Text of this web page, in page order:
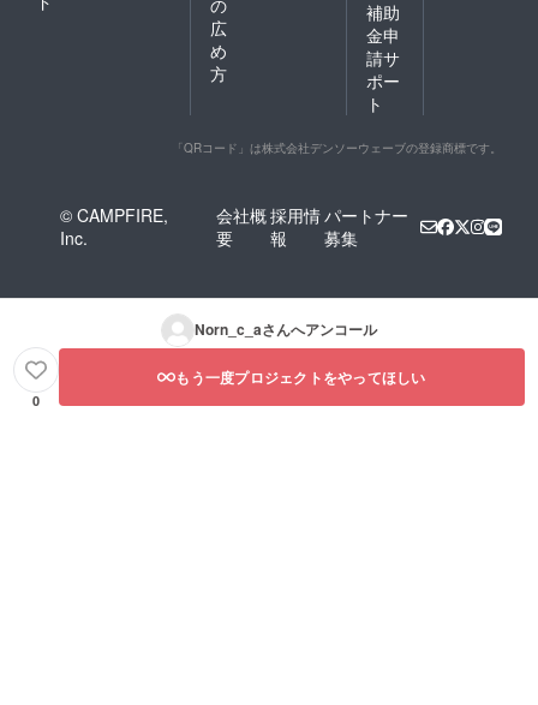
広
め
方
補助
金申
請サ
ポー
ト
「QRコード」は株式会社デンソーウェーブの登録商標です。
© CAMPFIRE,
Inc.
会社概
要
採用情
報
パートナー
募集
Norn_c_aさんへアンコール
0
もう一度プロジェクトをやってほしい